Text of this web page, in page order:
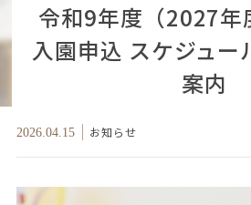
令和9年度（2027年
入園申込 スケジュー
案内
2026.04.15 お知らせ